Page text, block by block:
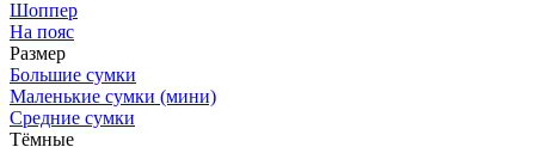
Шоппер
На пояс
Размер
Большие сумки
Маленькие сумки (мини)
Средние сумки
Тёмные